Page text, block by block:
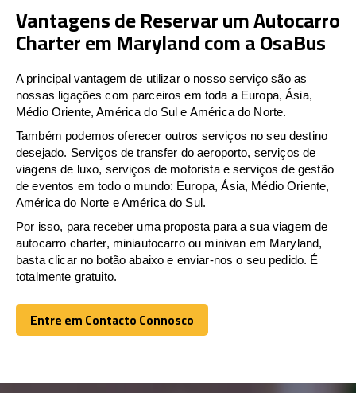
Vantagens de Reservar um Autocarro
Charter em Maryland com a OsaBus
A principal vantagem de utilizar o nosso serviço são as
nossas ligações com parceiros em toda a Europa, Ásia,
Médio Oriente, América do Sul e América do Norte.
Também podemos oferecer outros serviços no seu destino
desejado. Serviços de transfer do aeroporto, serviços de
viagens de luxo, serviços de motorista e serviços de gestão
de eventos em todo o mundo: Europa, Ásia, Médio Oriente,
América do Norte e América do Sul.
Por isso, para receber uma proposta para a sua viagem de
autocarro charter, miniautocarro ou minivan em Maryland,
basta clicar no botão abaixo e enviar-nos o seu pedido. É
totalmente gratuito.
Entre em Contacto Connosco
Entre em Contacto Connosco